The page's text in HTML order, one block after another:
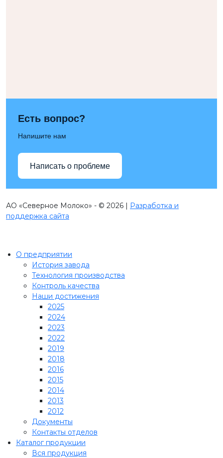
Есть вопрос?
Напишите нам
Написать о проблеме
АО «Северное Молоко» - © 2026 |
Разработка и
поддержка сайта
О предприятии
История завода
Технология производства
Контроль качества
Наши достижения
2025
2024
2023
2022
2019
2018
2016
2015
2014
2013
2012
Документы
Контакты отделов
Каталог продукции
Вся продукция